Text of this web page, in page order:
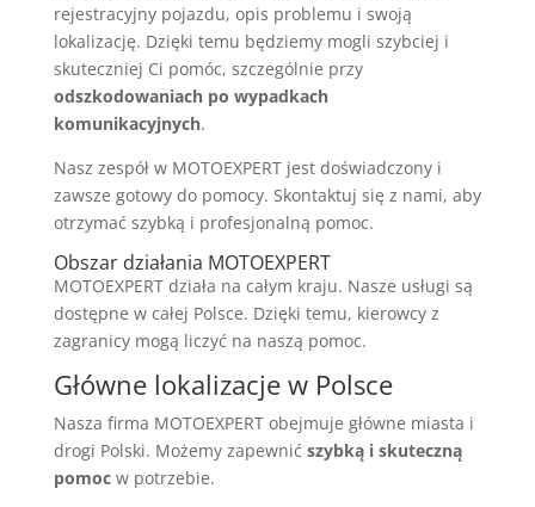
rejestracyjny pojazdu, opis problemu i swoją
lokalizację. Dzięki temu będziemy mogli szybciej i
skuteczniej Ci pomóc, szczególnie przy
odszkodowaniach po wypadkach
komunikacyjnych.
Nasz zespół w MOTOEXPERT jest doświadczony i
zawsze gotowy do pomocy. Skontaktuj się z nami, aby
otrzymać szybką i profesjonalną pomoc.
Obszar działania MOTOEXPERT
MOTOEXPERT działa na całym kraju. Nasze usługi są
dostępne w całej Polsce. Dzięki temu, kierowcy z
zagranicy mogą liczyć na naszą pomoc.
Główne lokalizacje w Polsce
Nasza firma MOTOEXPERT obejmuje główne miasta i
drogi Polski. Możemy zapewnić szybką i skuteczną
pomocw potrzebie.